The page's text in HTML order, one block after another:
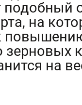
подобный
на
на